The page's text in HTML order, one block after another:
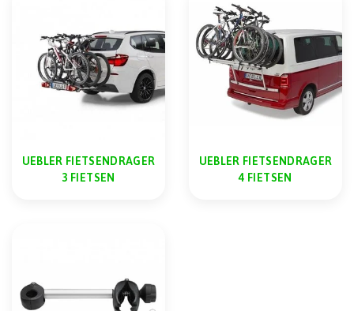
UEBLER FIETSENDRAGER
3 FIETSEN
UEBLER FIETSENDRAGER
4 FIETSEN